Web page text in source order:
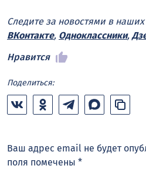
Следите за новостями в наших
ВКонтакте, Одноклассники,
Нравится
Поделиться:
Ваш адрес email не будет
поля помечены *